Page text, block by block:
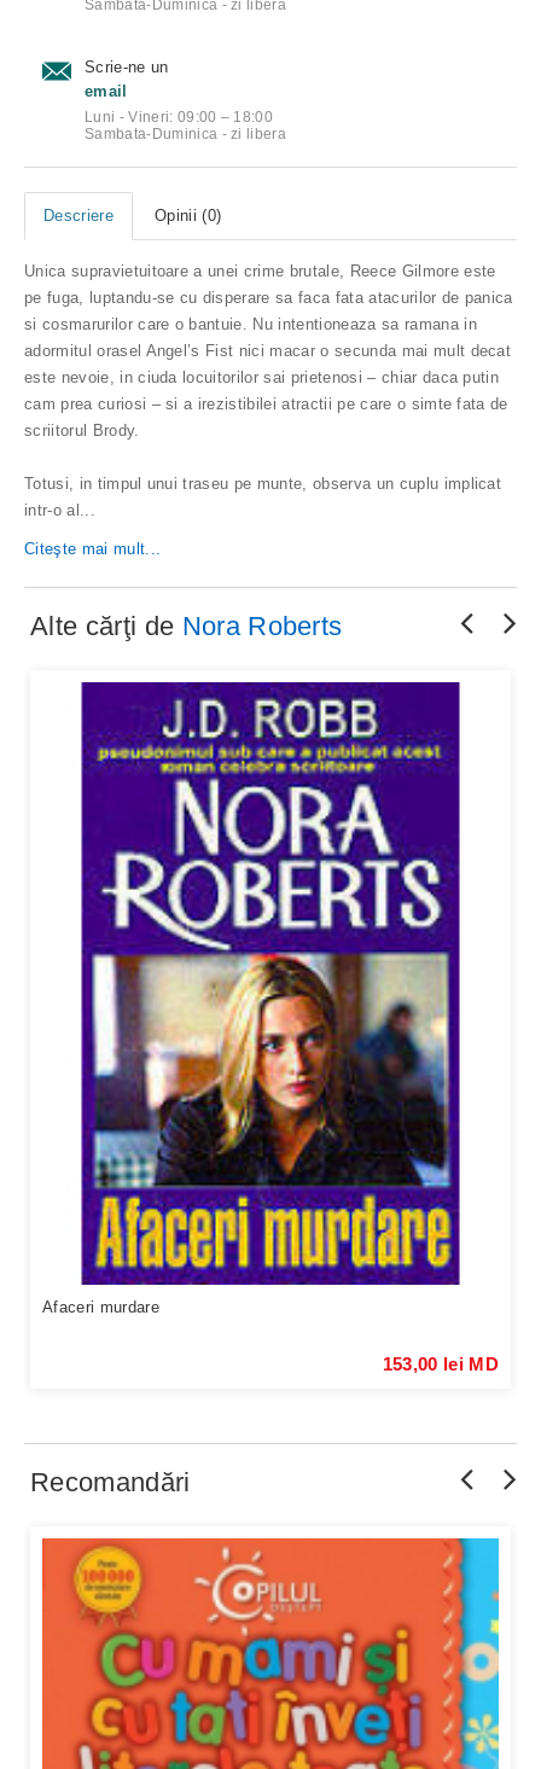
Sambata-Duminica - zi libera
Scrie-ne un
email
Luni - Vineri: 09:00 – 18:00
Sambata-Duminica - zi libera
Descriere Opinii (0)
Unica supravietuitoare a unei crime brutale, Reece Gilmore este
pe fuga, luptandu-se cu disperare sa faca fata atacurilor de panica
si cosmarurilor care o bantuie. Nu intentioneaza sa ramana in
adormitul orasel Angel’s Fist nici macar o secunda mai mult decat
este nevoie, in ciuda locuitorilor sai prietenosi – chiar daca putin
cam prea curiosi – si a irezistibilei atractii pe care o simte fata de
scriitorul Brody.
Totusi, in timpul unui traseu pe munte, observa un cuplu implicat
intr-o al
Citeşte mai mult...
Alte cărţi de Nora Roberts
Afaceri murdare
153,00 lei MD
Recomandări